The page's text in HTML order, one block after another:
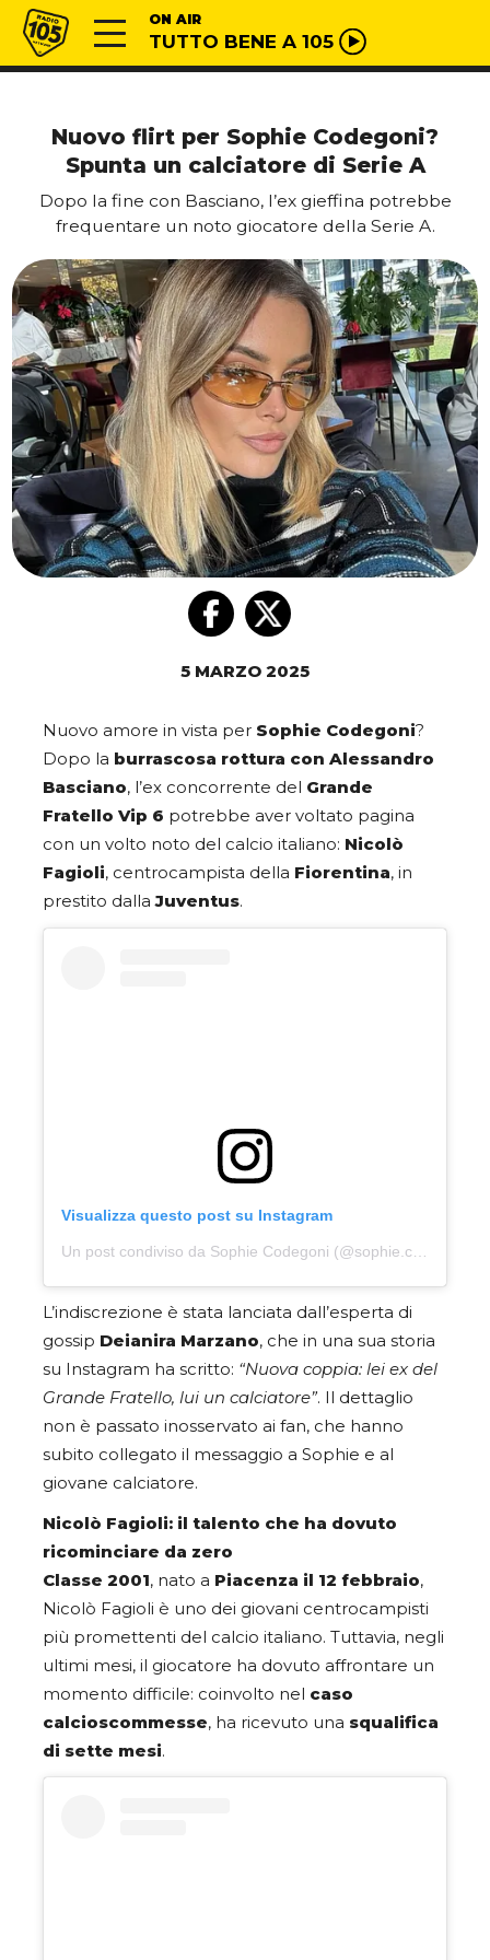
Vai al contenuto
Radio 105 ON AIR
TUTTO BENE A 105
Nuovo flirt per Sophie Codegoni?
Spunta un calciatore di Serie A
Dopo la fine con Basciano, l’ex gieffina potrebbe
frequentare un noto giocatore della Serie A.
5 MARZO 2025
Nuovo amore in vista per Sophie Codegoni?
Dopo la burrascosa rottura con Alessandro
Basciano, l’ex concorrente del Grande
Fratello Vip 6 potrebbe aver voltato pagina
con un volto noto del calcio italiano: Nicolò
Fagioli, centrocampista della Fiorentina, in
prestito dallaJuventus.
Visualizza questo post su Instagram
L’indiscrezione è stata lanciata dall’esperta di
gossip Deianira Marzano, che in una sua storia
su Instagram ha scritto: “Nuova coppia: lei ex del
Grande Fratello, lui un calciatore”. Il dettaglio
non è passato inosservato ai fan, che hanno
subito collegato il messaggio a Sophie e al
giovane calciatore.
Nicolò Fagioli: il talento che ha dovuto
ricominciare da zero
Classe 2001, nato a Piacenza il 12 febbraio,
Nicolò Fagioli è uno dei giovani centrocampisti
più promettenti del calcio italiano. Tuttavia, negli
ultimi mesi, il giocatore ha dovuto affrontare un
momento difficile: coinvolto nel caso
calcioscommesse, ha ricevuto una squalifica
di sette mesi.